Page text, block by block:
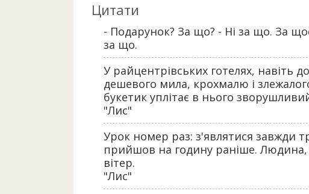
Цитати
- Подарунок? За що? - Ні за що. За
за що.
У райцентрівських готелях, навіть
дешевого мила, крохмалю і
букетик уплітає в нього
"Лис"
Урок номер раз: з'являтися завжди
прийшов на годину раніше. Людина,
вітер.
"Лис"